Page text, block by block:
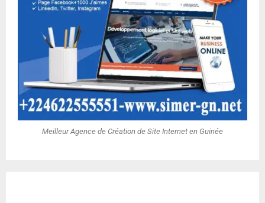
Meilleur Agence de Création de Site Internet en Guinée